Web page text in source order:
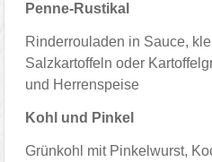
Penne-Rustikal
Rinderrouladen in Sauce,
Salzkartoffeln oder
und Herrenspeise
Kohl und Pinkel
Grünkohl mit Pinkelwurst,